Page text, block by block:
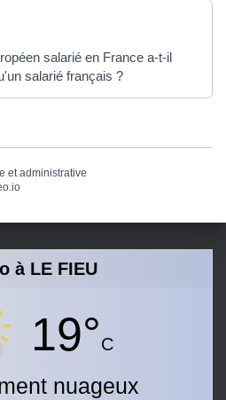
salarié en France a-t-il
salarié français ?
et administrative
à LE FIEU
19°C
nuageux